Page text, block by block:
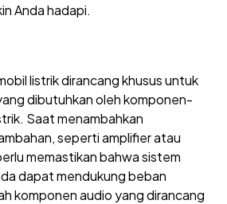
Anda hadapi.
listrik dirancang khusus untuk
dibutuhkan oleh komponen-
Saat menambahkan
seperti amplifier atau
memastikan bahwa sistem
dapat mendukung beban
komponen audio yang dirancang